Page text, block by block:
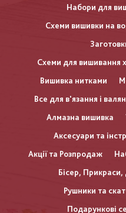
Набори для
Схеми вишивки на
Схеми для вишивання
Вишивка нитками
Все для в'язання і
Алмазна вишивка
Аксесуари та
Акції та Розпродаж
Бісер, Прикраси,
Рушники та
Подарункові